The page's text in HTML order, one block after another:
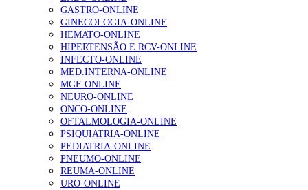
Alguns milhares de utentes podem ficar sem médico de
família com nova regras do registo, alerta associação
175 visualizações
Quase quatro em cada dez doentes com enfarte
apresentavam níveis elevados de Lp(a), revela estudo
86 visualizações
GASTRO-ONLINE
GINECOLOGIA-ONLINE
HEMATO-ONLINE
HIPERTENSÃO E RCV-ONLINE
INFECTO-ONLINE
MED.INTERNA-ONLINE
MGF-ONLINE
NEURO-ONLINE
ONCO-ONLINE
OFTALMOLOGIA-ONLINE
PSIQUIATRIA-ONLINE
PEDIATRIA-ONLINE
PNEUMO-ONLINE
REUMA-ONLINE
URO-ONLINE